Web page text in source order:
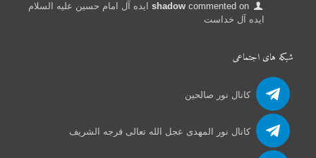
shadowcommented on
ایده آل امام حسین علیه السلام
ایده آل خداست
شبکه های اجتماعی
کانال نور صالحین
کانال نور المهدی عجل الله تعالی فرجه الشریف